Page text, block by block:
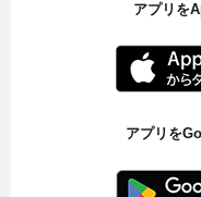
アプリを
アプリを